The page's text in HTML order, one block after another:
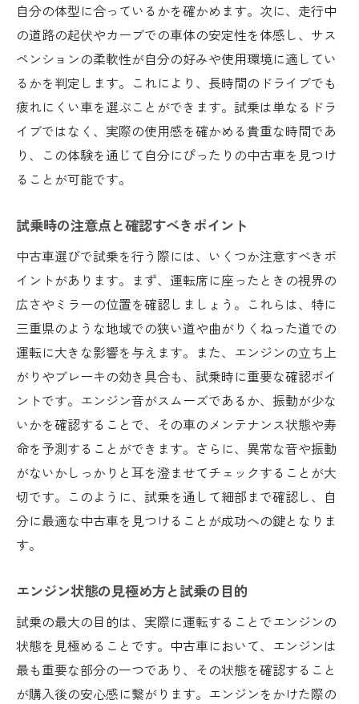
自分の体型に合っているかを確かめます。次に、走行中
の道路の起伏やカーブでの車体の安定性を体感し、サス
ペンションの柔軟性が自分の好みや使用環境に適してい
るかを判定します。これにより、長時間のドライブでも
疲れにくい車を選ぶことができます。試乗は単なるドラ
イブではなく、実際の使用感を確かめる貴重な時間であ
り、この体験を通じて自分にぴったりの中古車を見つけ
ることが可能です。
試乗時の注意点と確認すべきポイント
中古車選びで試乗を行う際には、いくつか注意すべきポ
イントがあります。まず、運転席に座ったときの視界の
広さやミラーの位置を確認しましょう。これらは、特に
三重県のような地域での狭い道や曲がりくねった道での
運転に大きな影響を与えます。また、エンジンの立ち上
がりやブレーキの効き具合も、試乗時に重要な確認ポイ
ントです。エンジン音がスムーズであるか、振動が少な
いかを確認することで、その車のメンテナンス状態や寿
命を予測することができます。さらに、異常な音や振動
がないかしっかりと耳を澄ませてチェックすることが大
切です。このように、試乗を通して細部まで確認し、自
分に最適な中古車を見つけることが成功への鍵となりま
す。
エンジン状態の見極め方と試乗の目的
試乗の最大の目的は、実際に運転することでエンジンの
状態を見極めることです。中古車において、エンジンは
最も重要な部分の一つであり、その状態を確認すること
が購入後の安心感に繋がります。エンジンをかけた際の